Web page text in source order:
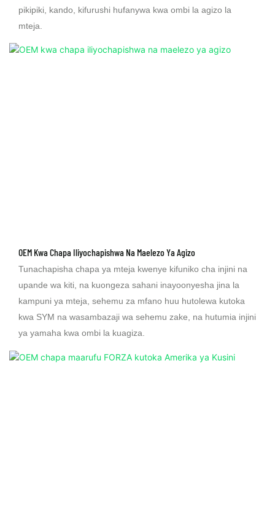
pikipiki, kando, kifurushi hufanywa kwa ombi la agizo la
mteja.
OEM Kwa Chapa Iliyochapishwa Na Maelezo Ya Agizo
Tunachapisha chapa ya mteja kwenye kifuniko cha injini na
upande wa kiti, na kuongeza sahani inayoonyesha jina la
kampuni ya mteja, sehemu za mfano huu hutolewa kutoka
kwa SYM na wasambazaji wa sehemu zake, na hutumia injini
ya yamaha kwa ombi la kuagiza.